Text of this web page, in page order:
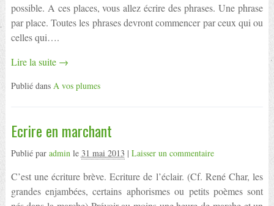
possible. A ces places, vous allez écrire des phrases. Une phrase
par place. Toutes les phrases devront commencer par ceux qui ou
celles qui….
Lire la suite →
Publié dans A vos plumes
Ecrire en marchant
Publié par admin le 31 mai 2013 | Laisser un commentaire
C’est une écriture brève. Ecriture de l’éclair. (Cf. René Char, les
grandes enjambées, certains aphorismes ou petits poèmes sont